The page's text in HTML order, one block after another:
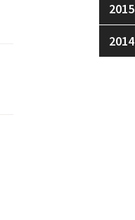
2015
2014